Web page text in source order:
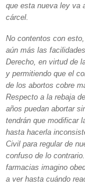
que esta nueva ley va
cárcel.
No contentos con
aún más las
Derecho, en virtud de
y permitiendo que el
de los abortos cobre
Respecto a la rebaja
años puedan abortar
tendrán que modificar
hasta hacerla
Civil para regular de
confuso de lo
farmacias imagino
a ver hasta cuándo